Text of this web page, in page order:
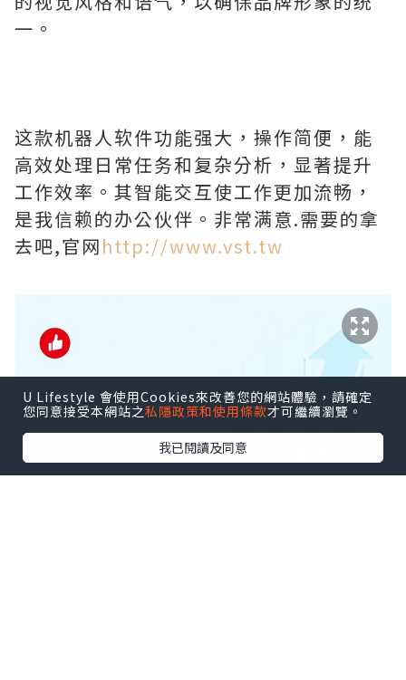
一。
这款机器人软件功能强大，操作简便，能
高效处理日常任务和复杂分析，显著提升
工作效率。其智能交互使工作更加流畅，
是我信赖的办公伙伴。非常满意.需要的拿
去吧,官网http://www.vst.tw
U Lifestyle 會使用Cookies來改善您的網站體驗，請確定
您同意接受本網站之私隱政策和使用條款才可繼續瀏覽。
我已閱讀及同意